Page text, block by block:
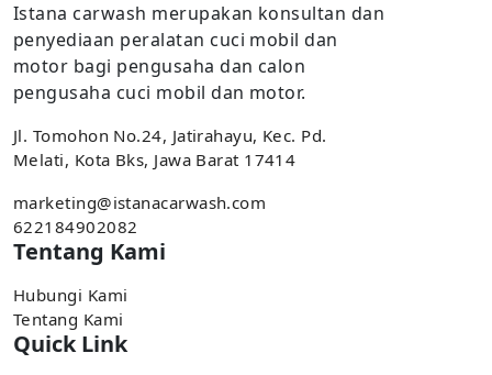
Istana carwash merupakan konsultan dan
penyediaan peralatan cuci mobil dan
motor bagi pengusaha dan calon
pengusaha cuci mobil dan motor.
Jl. Tomohon No.24, Jatirahayu, Kec. Pd.
Melati, Kota Bks, Jawa Barat 17414
marketing@istanacarwash.com
622184902082
Tentang Kami
Hubungi Kami
Tentang Kami
Quick Link